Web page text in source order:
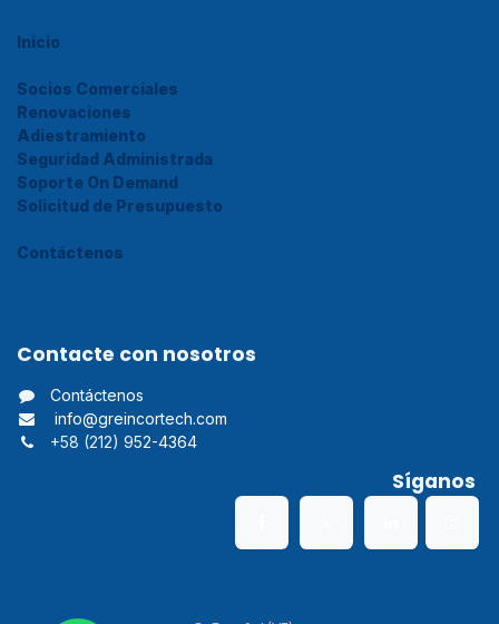
Inicio
Socios Comerciales
Renovaciones
Adiestramiento
Seguridad Administrada
Soporte On Demand
Solicitud de Presupuesto
Contáctenos
Contacte con nosotros
Contáctenos
info@greincortech.com
+58 (212) 952-4364
Síganos